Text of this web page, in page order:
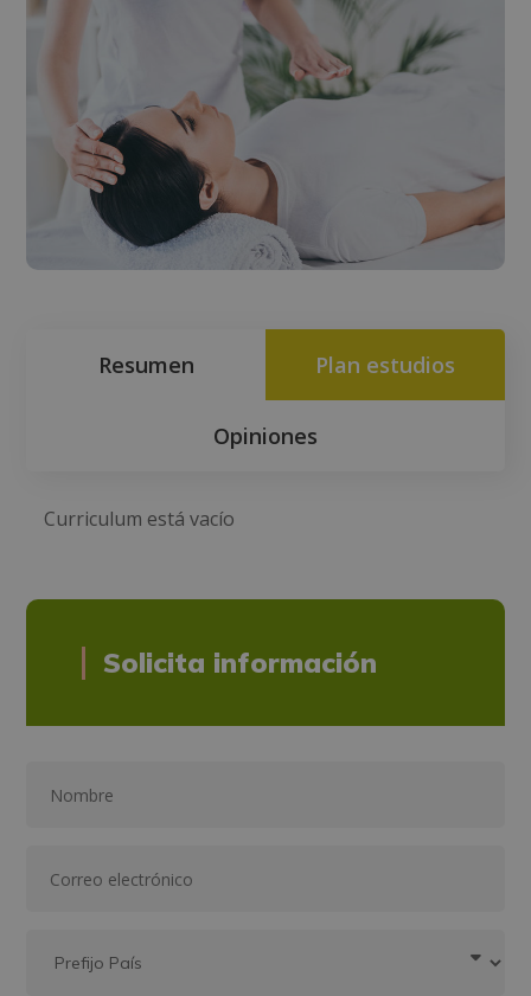
Resumen Plan estudios
Opiniones
Curriculum está vacío
Solicita información